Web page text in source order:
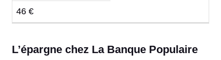
46 €
L’épargne chez La Banque Populaire